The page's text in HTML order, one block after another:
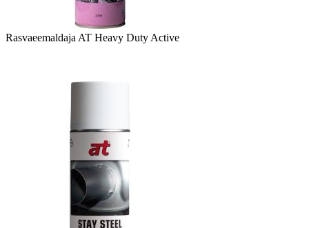
Rasvaeemaldaja AT Heavy Duty Active